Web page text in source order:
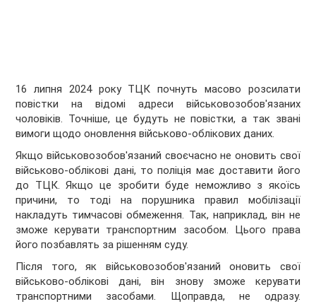
16 липня 2024 року ТЦК почнуть масово розсилати
повістки на відомі адреси військовозобов'язаних
чоловіків. Точніше, це будуть не повістки, а так звані
вимоги щодо оновлення військово-облікових даних.
Якщо військовозобов'язаний своєчасно не оновить свої
військово-облікові дані, то поліція має доставити його
до ТЦК. Якщо це зробити буде неможливо з якоїсь
причини, то тоді на порушника правил мобілізації
накладуть тимчасові обмеження. Так, наприклад, він не
зможе керувати транспортним засобом. Цього права
його позбавлять за рішенням суду.
Після того, як військовозобов'язаний оновить свої
військово-облікові дані, він знову зможе керувати
транспортними засобами. Щоправда, не одразу.